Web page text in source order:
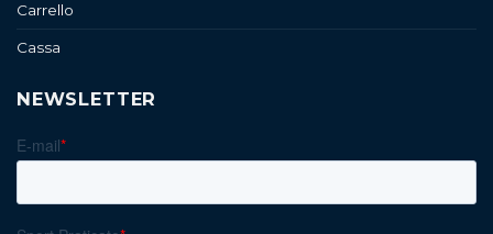
Carrello
Cassa
NEWSLETTER